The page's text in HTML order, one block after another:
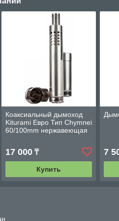
Коаксиальный дымоход
Kiturami Евро Тип Chymnei
60/100mm нержавеющая
17 000₸
Купить
7